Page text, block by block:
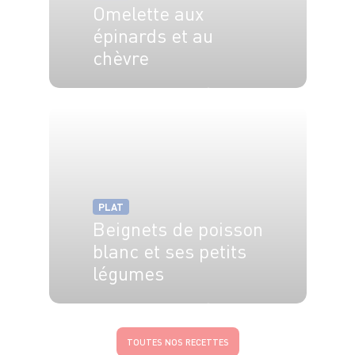
Omelette aux
épinards et au
chèvre
PLAT
Beignets de poisson
blanc et ses petits
légumes
TOUTES NOS RECETTES